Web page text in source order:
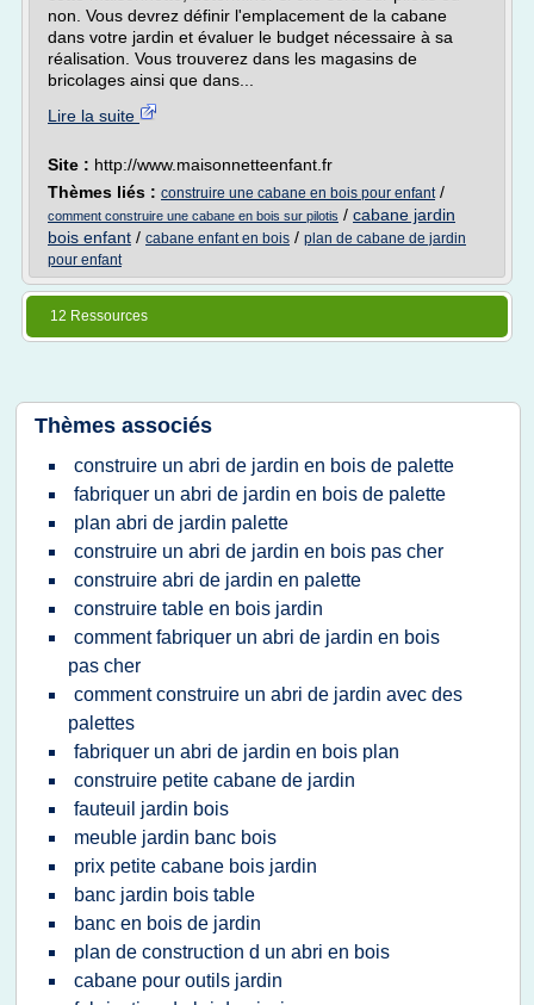
non. Vous devrez définir l'emplacement de la cabane
dans votre jardin et évaluer le budget nécessaire à sa
réalisation. Vous trouverez dans les magasins de
bricolages ainsi que dans...
Lire la suite
Site : http://www.maisonnetteenfant.fr
Thèmes liés : construire une cabane en bois pour enfant/
comment construire une cabane en bois sur pilotis / cabane jardin
bois enfant / cabane enfant en bois / plan de cabane de jardin
pour enfant
12 Ressources
Thèmes associés
construire un abri de jardin en bois de palette
fabriquer un abri de jardin en bois de palette
plan abri de jardin palette
construire un abri de jardin en bois pas cher
construire abri de jardin en palette
construire table en bois jardin
comment fabriquer un abri de jardin en bois
pas cher
comment construire un abri de jardin avec des
palettes
fabriquer un abri de jardin en bois plan
construire petite cabane de jardin
fauteuil jardin bois
meuble jardin banc bois
prix petite cabane bois jardin
banc jardin bois table
banc en bois de jardin
plan de construction d un abri en bois
cabane pour outils jardin